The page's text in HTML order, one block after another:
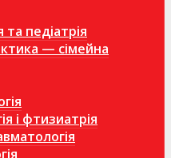
педіатрія
— сімейна
і фтизиатрія